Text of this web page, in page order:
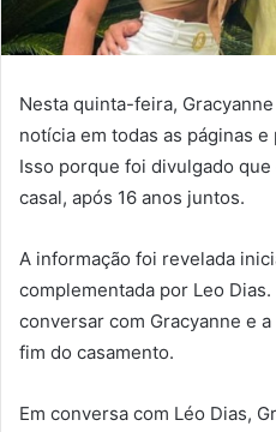
Nesta quinta-feira,
notícia em todas as páginas
Isso porque foi divulgado
casal, após 16 anos juntos.
A informação foi revelada
complementada por Leo
conversar com Gracyanne e
fim do casamento.
Em conversa com Léo Dias,